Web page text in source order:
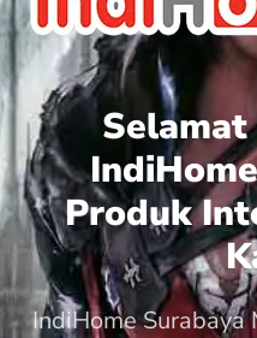
Produk
IndiHome Surabaya